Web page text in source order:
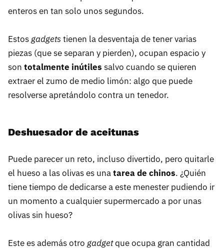
enteros en tan solo unos segundos.
Estosgadgetstienen la desventaja de tener varias
piezas (que se separan y pierden), ocupan espacio y
son totalmente inútiles salvo cuando se quieren
extraer el zumo de medio limón: algo que puede
resolverse apretándolo contra un tenedor.
Deshuesador de aceitunas
Puede parecer un reto, incluso divertido, pero quitarle
el hueso a las olivas es unatarea de chinos. ¿Quién
tiene tiempo de dedicarse a este menester pudiendo ir
un momento a cualquier supermercado a por unas
olivas sin hueso?
Este es además otro gadgetque ocupa gran cantidad